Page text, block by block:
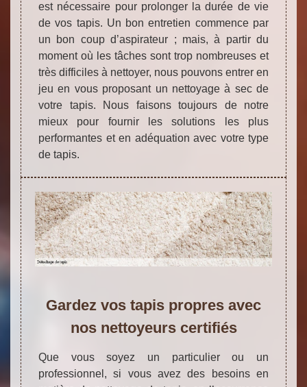
est nécessaire pour prolonger la durée de vie
de vos tapis. Un bon entretien commence par
un bon coup d’aspirateur ; mais, à partir du
moment où les tâches sont trop nombreuses et
très difficiles à nettoyer, nous pouvons entrer en
jeu en vous proposant un nettoyage à sec de
votre tapis. Nous faisons toujours de notre
mieux pour fournir les solutions les plus
performantes et en adéquation avec votre type
de tapis.
Gardez vos tapis propres avec
nos nettoyeurs certifiés
Que vous soyez un particulier ou un
professionnel, si vous avez des besoins en